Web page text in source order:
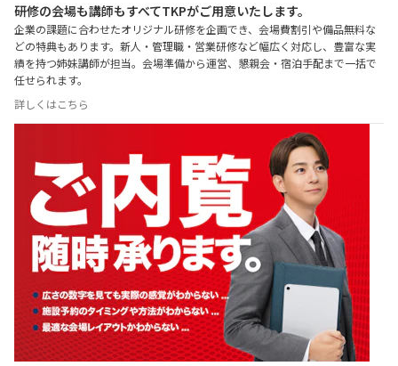
研修の会場も講師もすべてTKPがご用意いたします。
企業の課題に合わせたオリジナル研修を企画でき、会場費割引や備品無料な
どの特典もあります。新人・管理職・営業研修など幅広く対応し、豊富な実
績を持つ姉妹講師が担当。会場準備から運営、懇親会・宿泊手配まで一括で
任せられます。
詳しくはこちら